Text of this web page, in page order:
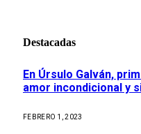
Destacadas
En Úrsulo Galván,
amor incondicional y
FEBRERO 1, 2023